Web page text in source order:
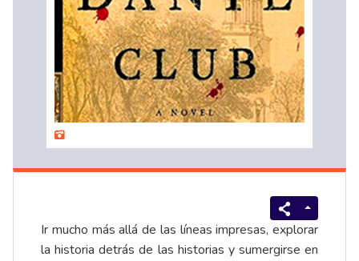
Ir mucho más allá de las líneas impresas, explorar
la historia detrás de las historias y sumergirse en